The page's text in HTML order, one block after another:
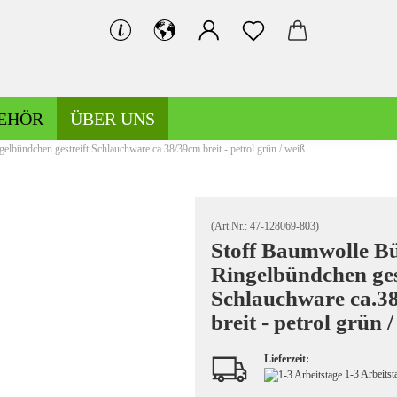
ÜBER UNS
gestreift Schlauchware ca.38/39cm breit - petrol grün / weiß
(Art.Nr.: 47-128069-803)
Stoff Baumwolle
Ringelbündchen
Schlauchware
breit - petrol grün /
Lieferzeit:
1-3